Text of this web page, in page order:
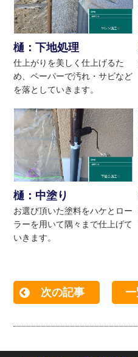
樋：下地処理
仕上がりを美しく仕上げるた
め、ペーパーで汚れ・サビなど
を落としていきます。
樋：中塗り
お選び頂いた塗料をハケとロー
ラーを用いて隅々まで仕上げて
いきます。
次の記事